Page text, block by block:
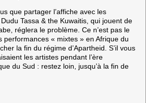
que partager l’affiche avec les
Tassa & the Kuwaitis, qui jouent de
réglera le problème. Ce n’est pas le
performances « mixtes » en Afrique du
la fin du régime d’Apartheid. S’il vous
les artistes pendant l’ère
du Sud : restez loin, jusqu’à la fin de